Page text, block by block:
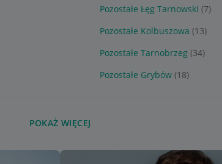
Pozostałe Łęg Tarnowski (7)
Pozostałe Kolbuszowa (13)
Pozostałe Tarnobrzeg (34)
Pozostałe Grybów (18)
POKAŻ WIĘCEJ